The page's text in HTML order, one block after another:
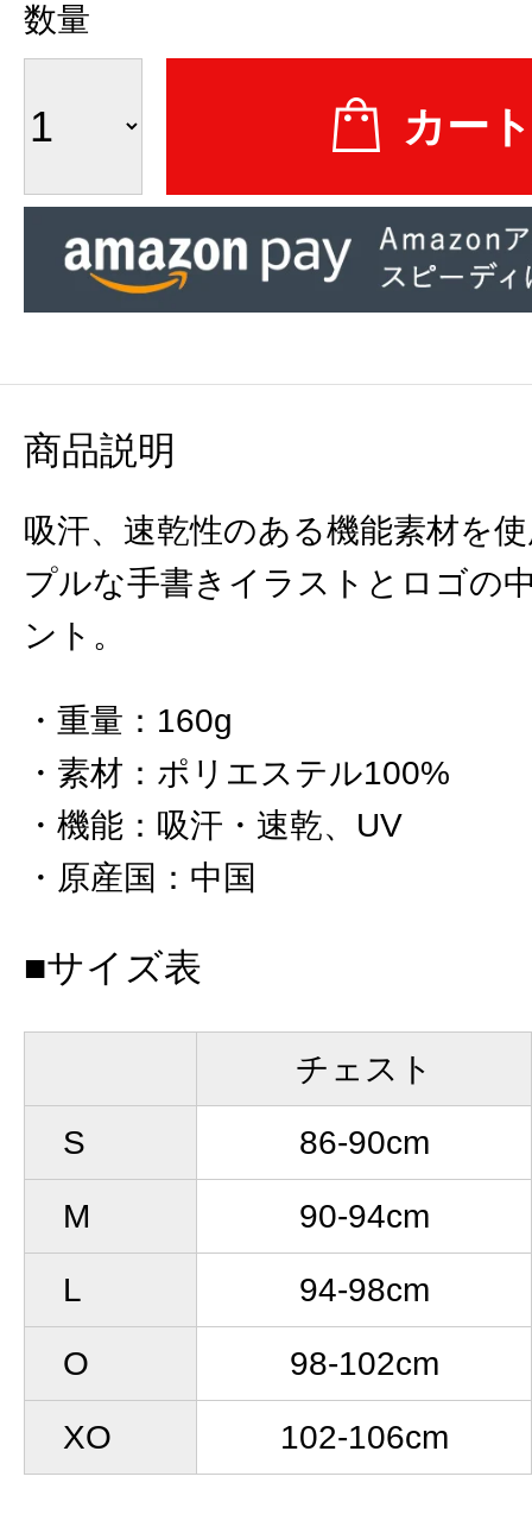
数量
商品説明
吸汗、速乾性のある機能素材を
プルな手書きイラストとロゴの
ント。
重量 ： 160g
素材 ： ポリエステル100%
機能 ： 吸汗・速乾、UV
原産国 ： 中国
■サイズ表
チェスト
S
86-90cm
M
90-94cm
L
94-98cm
O
98-102cm
XO
102-106cm